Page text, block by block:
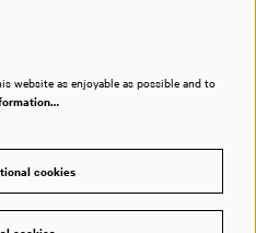
website as enjoyable as possible and to
cookies